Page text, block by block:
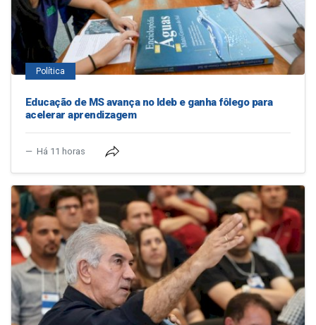
Política
Educação de MS avança no Ideb e ganha fôlego para
acelerar aprendizagem
Há 11 horas